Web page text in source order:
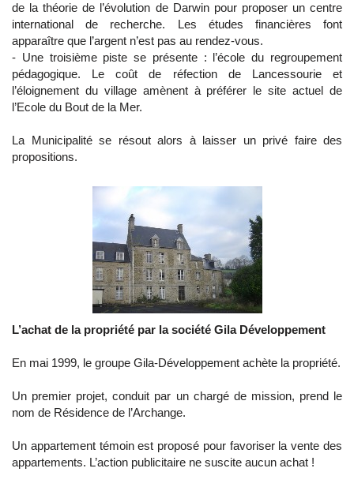
de la théorie de l’évolution de Darwin pour proposer un centre
international de recherche. Les études financières font
apparaître que l’argent n’est pas au rendez-vous.
- Une troisième piste se présente : l’école du regroupement
pédagogique. Le coût de réfection de Lancessourie et
l’éloignement du village amènent à préférer le site actuel de
l’Ecole du Bout de la Mer.
La Municipalité se résout alors à laisser un privé faire des
propositions.
L’achat de la propriété par la société Gila Développement
En mai 1999, le groupe Gila-Développement achète la propriété.
Un premier projet, conduit par un chargé de mission, prend le
nom de Résidence de l’Archange.
Un appartement témoin est proposé pour favoriser la vente des
appartements. L’action publicitaire ne suscite aucun achat !